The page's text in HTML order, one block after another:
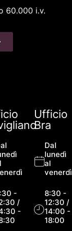
60.000 i.v.
-
/
-
Ufficio
Bra
Dal
lunedì
al
venerdì
8:30 -
12:30 /
14:00 -
18:00